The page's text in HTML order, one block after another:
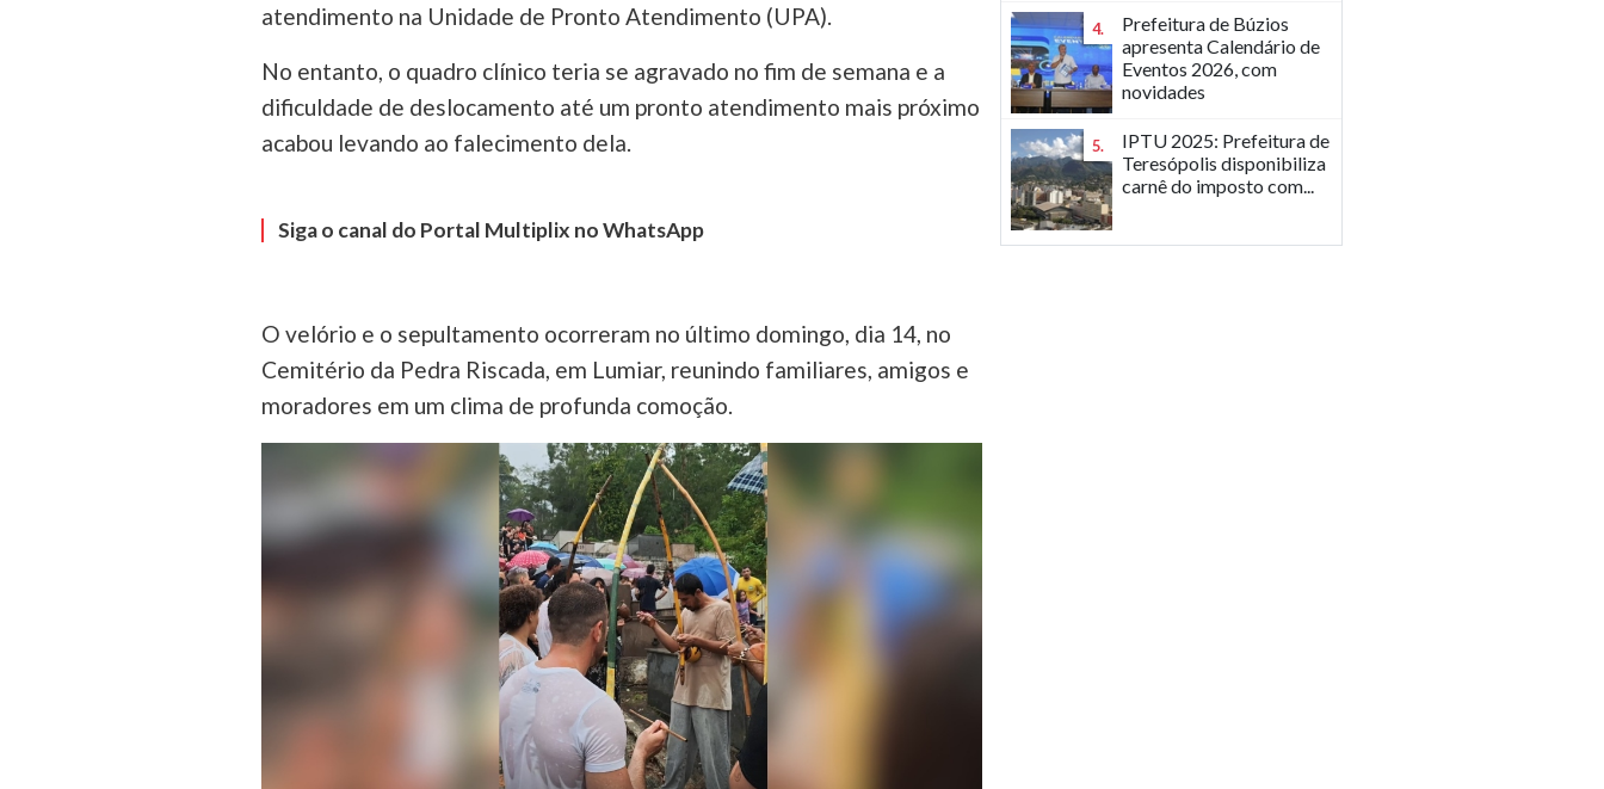
atendimento na Unidade de Pronto Atendimento (UPA).
No entanto, o quadro clínico teria se agravado no fim de semana e a
dificuldade de deslocamento até um pronto atendimento mais próximo
acabou levando ao falecimento dela.
Siga o canal do Portal Multiplix no WhatsApp
O velório e o sepultamento ocorreram no último domingo, dia 14, no
Cemitério da Pedra Riscada, em Lumiar, reunindo familiares, amigos e
moradores em um clima de profunda comoção.
4.
Prefeitura de Búzios
apresenta Calendário de
Eventos 2026, com
novidades
5.
IPTU 2025: Prefeitura de
Teresópolis disponibiliza
carnê do imposto com...